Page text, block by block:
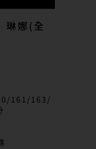
琳娜(全
161/163/